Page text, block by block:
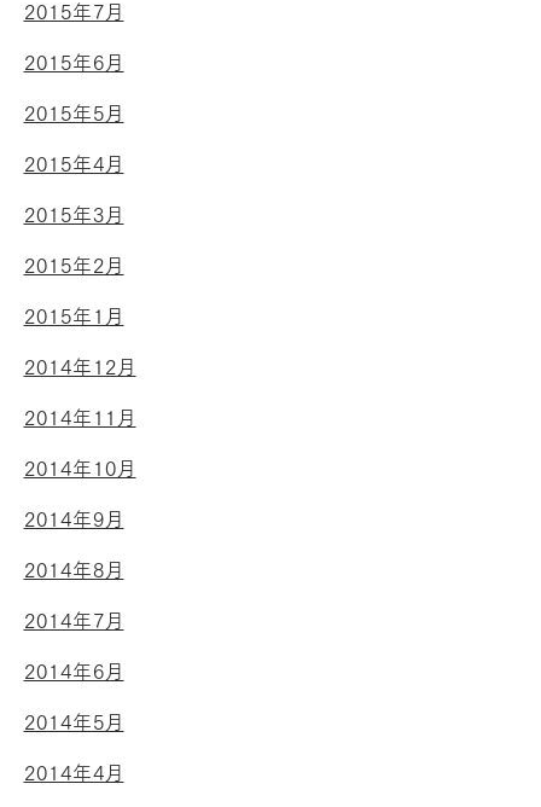
2015年7月
2015年6月
2015年5月
2015年4月
2015年3月
2015年2月
2015年1月
2014年12月
2014年11月
2014年10月
2014年9月
2014年8月
2014年7月
2014年6月
2014年5月
2014年4月